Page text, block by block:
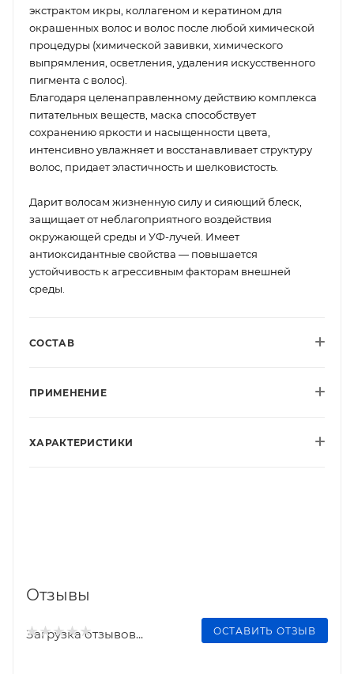
экстрактом икры, коллагеном и кератином для
окрашенных волос и волос после любой химической
процедуры (химической завивки, химического
выпрямления, осветления, удаления искусственного
пигмента с волос).
Благодаря целенаправленному действию комплекса
питательных веществ, маска способствует
сохранению яркости и насыщенности цвета,
интенсивно увлажняет и восстанавливает структуру
волос, придает эластичность и шелковистость.
Дарит волосам жизненную силу и сияющий блеск,
защищает от неблагоприятного воздействия
окружающей среды и УФ-лучей. Имеет
антиоксидантные свойства — повышается
устойчивость к агрессивным факторам внешней
среды.
СОСТАВ
ПРИМЕНЕНИЕ
ХАРАКТЕРИСТИКИ
Отзывы
ОСТАВИТЬ ОТЗЫВ
Загрузка отзывов...